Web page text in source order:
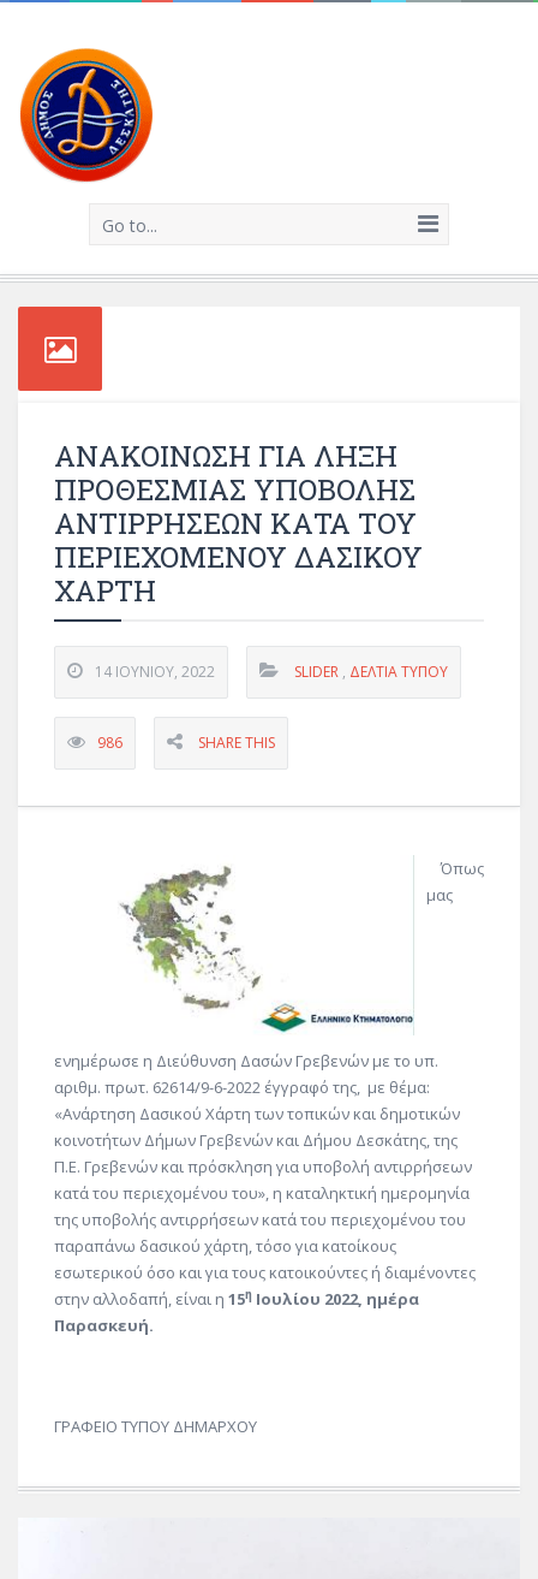
Go to...
ΑΝΑΚΟΙΝΩΣΗ ΓΙΑ ΛΗΞΗ
ΠΡΟΘΕΣΜΙΑΣ ΥΠΟΒΟΛΗΣ
ΑΝΤΙΡΡΗΣΕΩΝ ΚΑΤΑ ΤΟΥ
ΠΕΡΙΕΧΟΜΕΝΟΥ ΔΑΣΙΚΟΥ
ΧΑΡΤΗ
14 ΙΟΥΝΊΟΥ, 2022 SLIDER , ΔΕΛΤΊΑ ΤΎΠΟΥ
986 SHARE THIS
Όπως
μας
ενημέρωσε η Διεύθυνση Δασών Γρεβενών με το υπ.
αριθμ. πρωτ. 62614/9-6-2022 έγγραφό της, με θέμα:
«Ανάρτηση Δασικού Χάρτη των τοπικών και δημοτικών
κοινοτήτων Δήμων Γρεβενών και Δήμου Δεσκάτης, της
Π.Ε. Γρεβενών και πρόσκληση για υποβολή αντιρρήσεων
κατά του περιεχομένου του», η καταληκτική ημερομηνία
της υποβολής αντιρρήσεων κατά του περιεχομένου του
παραπάνω δασικού χάρτη, τόσο για κατοίκους
εσωτερικού όσο και για τους κατοικούντες ή διαμένοντες
στην αλλοδαπή, είναι η 15η Ιουλίου 2022, ημέρα
Παρασκευή.
ΓΡΑΦΕΙΟ ΤΥΠΟΥ ΔΗΜΑΡΧΟΥ